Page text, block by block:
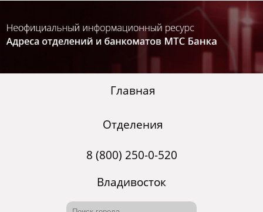
Главная
Отделения
8 (800) 250-0-520
Владивосток